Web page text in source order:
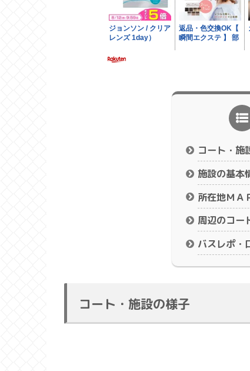
コート・施
施設の基本
所在地ＭＡ
周辺のコー
バスレポ・
コート・施設の様子